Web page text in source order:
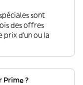
sont
des offres
prix d'un ou la
Prime ?